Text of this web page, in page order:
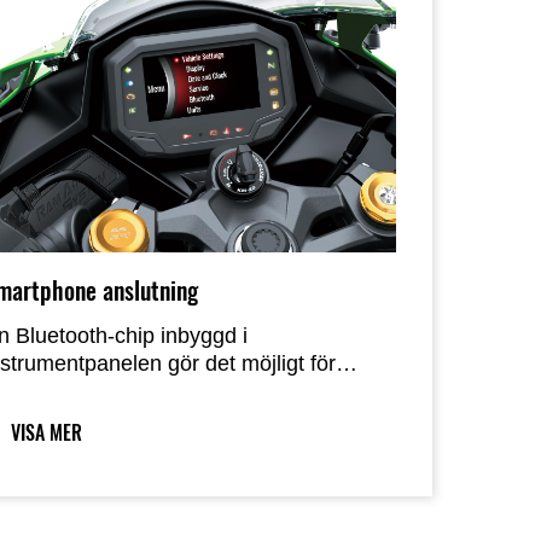
anslutning
Bluetooth-chip inbyggd i
gör det möjligt för
Genom att använda
appen "RIDEOLOGY THE
VISA MER